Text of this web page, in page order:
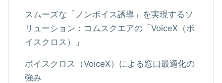
スムーズな「ノンボイス誘導」を実現するソ
リューション：コムスクエアの「VoiceX（ボ
イスクロス）」
ボイスクロス（VoiceX）による窓口最適化の
強み